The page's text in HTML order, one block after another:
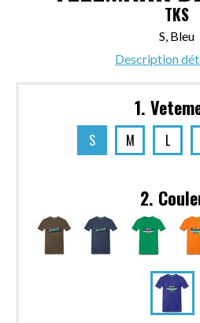
TKS
S, Bleu
Description
1.
S M L
2.